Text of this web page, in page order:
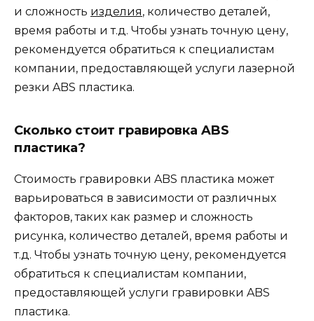
и сложность изделия, количество деталей,
время работы и т.д. Чтобы узнать точную цену,
рекомендуется обратиться к специалистам
компании, предоставляющей услуги лазерной
резки ABS пластика.
Сколько стоит гравировка ABS
пластика?
Стоимость гравировки ABS пластика может
варьироваться в зависимости от различных
факторов, таких как размер и сложность
рисунка, количество деталей, время работы и
т.д. Чтобы узнать точную цену, рекомендуется
обратиться к специалистам компании,
предоставляющей услуги гравировки ABS
пластика.